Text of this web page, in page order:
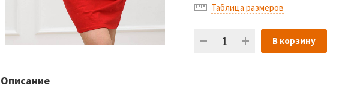
Таблица размеров
В корзину
Описание